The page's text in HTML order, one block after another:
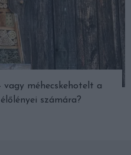
méhecskehotelt a
számára?